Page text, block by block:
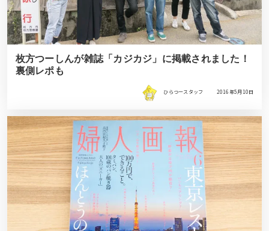
枚方つーしんが雑誌「カジカジ」に掲載されました！
裏側レポも
ひらつースタッフ 2016年5月10日